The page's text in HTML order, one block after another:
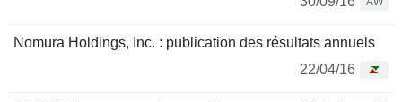
Nomura Holdings, Inc. : publication des résultats annuels
22/04/16